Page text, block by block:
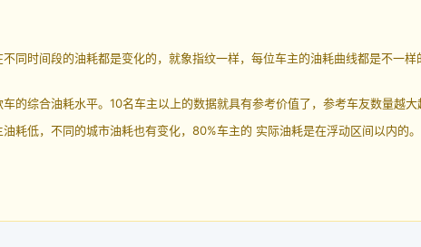
同时间段的油耗都是变化的，就象指纹一样，每位车主的油耗曲线都是不一样
综合油耗水平。10名车主以上的数据就具有参考价值了，参考车友数量越大
耗低，不同的城市油耗也有变化，80%车主的 实际油耗是在浮动区间以内的。